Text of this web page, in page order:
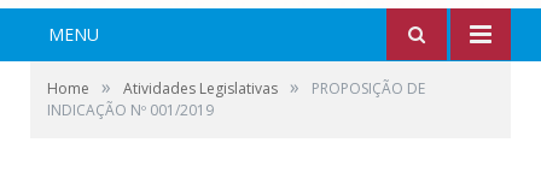
MENU
Home » Atividades Legislativas »
PROPOSIÇÃO DE
INDICAÇÃO Nº 001/2019